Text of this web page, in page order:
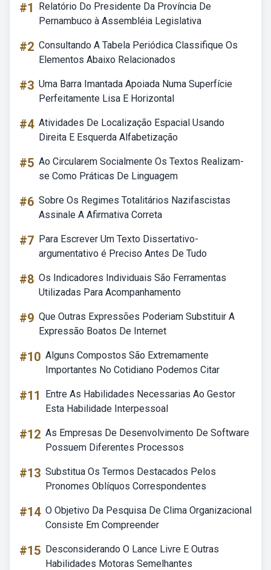
#1
Relatório Do Presidente Da Província De
Pernambuco à Assembléia Legislativa
#2 Consultando A Tabela Periódica Classifique Os
Elementos Abaixo Relacionados
#3 Uma Barra Imantada Apoiada Numa Superfície
Perfeitamente Lisa E Horizontal
#4 Atividades De Localização Espacial Usando
Direita E Esquerda Alfabetização
#5 Ao Circularem Socialmente Os Textos Realizam-
se Como Práticas De Linguagem
#6 Sobre Os Regimes Totalitários Nazifascistas
Assinale A Afirmativa Correta
#7 Para Escrever Um Texto Dissertativo-
argumentativo é Preciso Antes De Tudo
#8 Os Indicadores Individuais São Ferramentas
Utilizadas Para Acompanhamento
#9 Que Outras Expressões Poderiam Substituir A
Expressão Boatos De Internet
#10 Alguns Compostos São Extremamente
Importantes No Cotidiano Podemos Citar
#11
Entre As Habilidades Necessarias Ao Gestor
Esta Habilidade Interpessoal
#12 As Empresas De Desenvolvimento De Software
Possuem Diferentes Processos
#13 Substitua Os Termos Destacados Pelos
Pronomes Oblíquos Correspondentes
#14 O Objetivo Da Pesquisa De Clima Organizacional
Consiste Em Compreender
#15 Desconsiderando O Lance Livre E Outras
Habilidades Motoras Semelhantes